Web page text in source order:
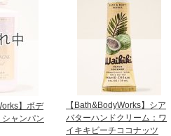
】ボデ
ャンパン
【Bath&BodyWorks】シア
バターハンドクリーム：ワ
イキキビーチココナッツ